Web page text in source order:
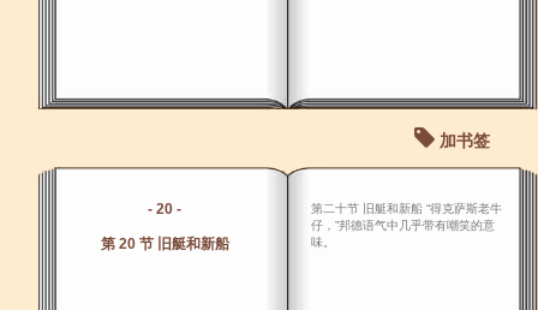
加书签
- 20 -
第 20 节 旧艇和新船
第二十节 旧艇和新船 “得克萨斯老牛
仔，”邦德语气中几乎带有嘲笑的意
味。